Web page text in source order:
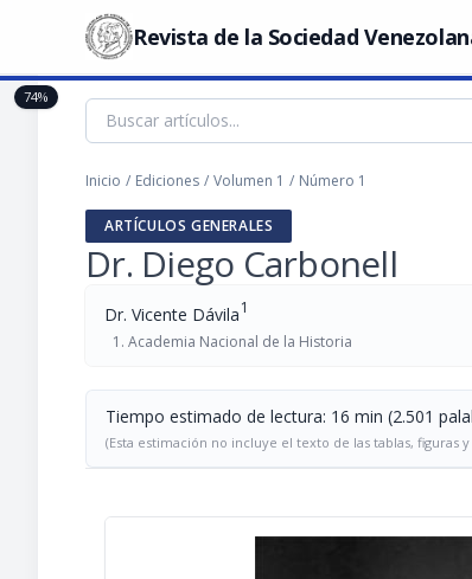
Revista de la Sociedad
Inicio / Ediciones / Volumen 1 / Número 1
ARTÍCULOS GENERALES
Dr. Diego Carbonell
Dr. Vicente Dávila1
Academia Nacional de la Historia
Tiempo estimado de lectura: 16 min (2.501
(Esta estimación no incluye el texto de las tablas, figuras
74%